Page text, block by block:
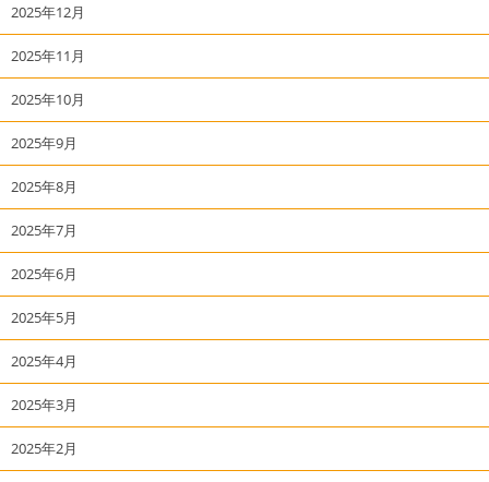
2025年12月
2025年11月
2025年10月
2025年9月
2025年8月
2025年7月
2025年6月
2025年5月
2025年4月
2025年3月
2025年2月